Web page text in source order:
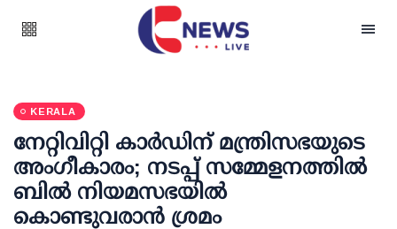
KERALA
നേറ്റിവിറ്റി കാര്‍ഡിന് മന്ത്രിസഭയുടെ
അംഗീകാരം; നടപ്പ് സമ്മേളനത്തില്‍
ബില്‍ നിയമസഭയില്‍
കൊണ്ടുവരാന്‍ ശ്രമം